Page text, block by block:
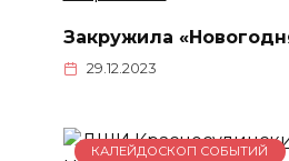
Закружила
29.12.2023
КАЛЕЙДОСКОП СОБЫТИЙ